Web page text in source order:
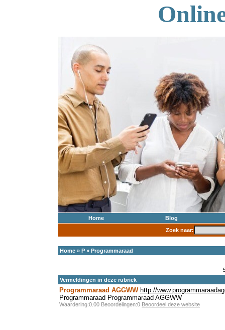
Home
Blog
Zoek naar:
Home » P » Programmaraad
Vermeldingen in deze rubriek
Programmaraad AGGWW http://
Programmaraad Programmaraad AGGWW
Waardering:0.00 Beoordelingen:0 Beoordeel deze website